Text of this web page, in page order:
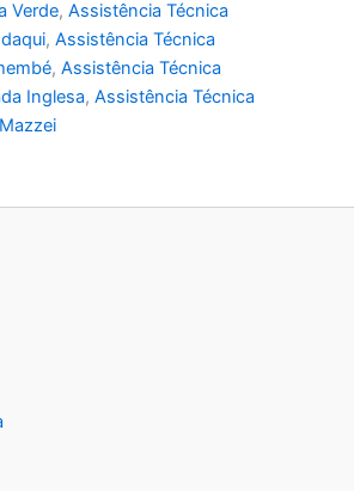
Verde, Assistência Técnica
, Assistência Técnica
, Assistência Técnica
Inglesa, Assistência Técnica